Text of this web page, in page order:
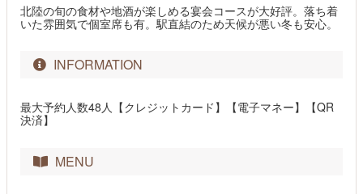
北陸の旬の食材や地酒が楽しめる宴会コースが大好評。落ち着
いた雰囲気で個室席も有。駅直結のため天候が悪い冬も安心。
INFORMATION
最大予約人数48人【クレジットカード】【電子マネー】【QR
決済】
MENU